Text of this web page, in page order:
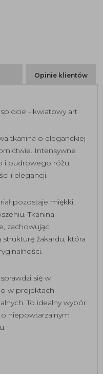
Opinie klientów
- kwiatowy art
tkanina o eleganckiej
Intensywne
i pudrowego różu
i elegancji.
pozostaje miękki,
Tkanina
zachowując
żakardu, która
się w
w projektach
To idealny wybór
niepowtarzalnym